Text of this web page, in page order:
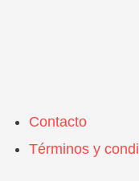
Contacto
Términos y